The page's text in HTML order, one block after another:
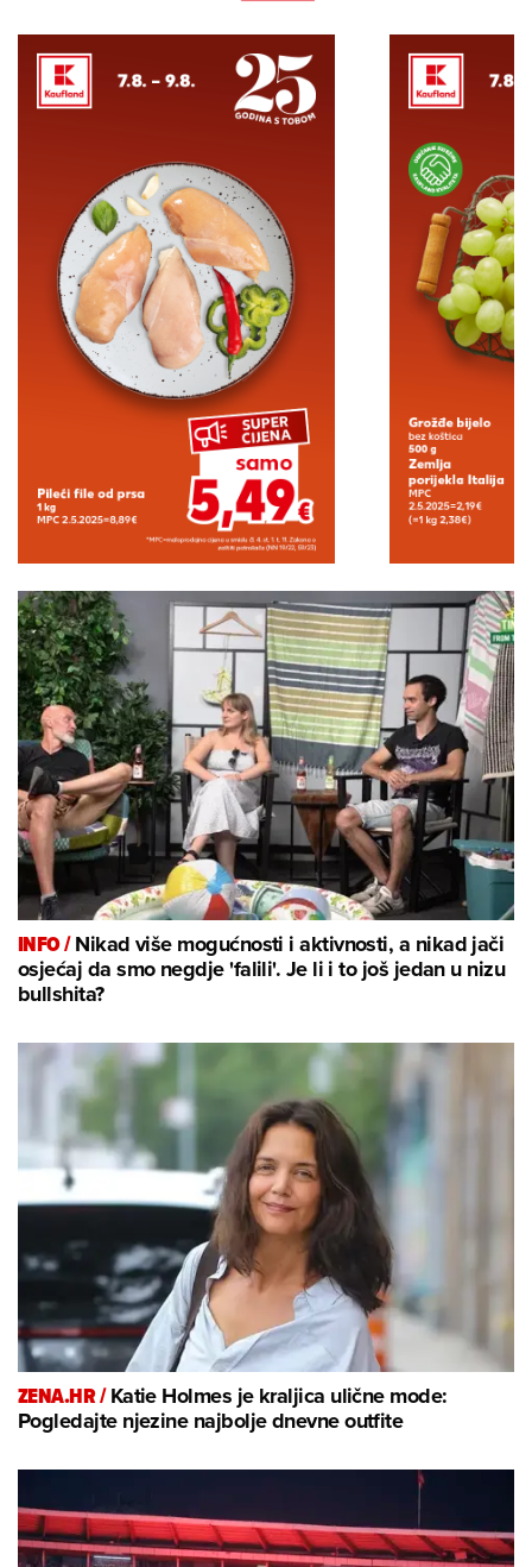
INFO /Nikad više mogućnosti i aktivnosti, a nikad jači
osjećaj da smo negdje 'falili'. Je li i to još jedan u nizu
bullshita?
ZENA.HR /Katie Holmes je kraljica ulične mode:
Pogledajte njezine najbolje dnevne outfite